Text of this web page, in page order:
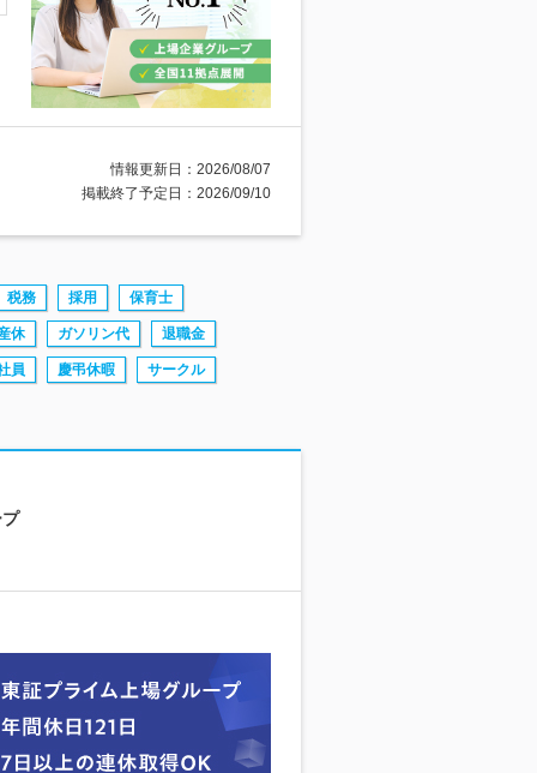
情報更新日：2026/08/07
掲載終了予定日：2026/09/10
税務 採用 保育士
休 ガソリン代 退職金
員 慶弔休暇 サークル